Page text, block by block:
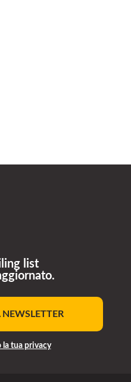
list
la tua privacy